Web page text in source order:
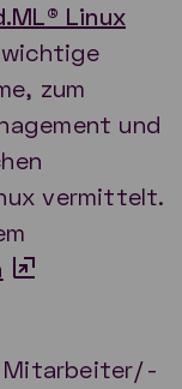
Linux
wichtige
zum
und
vermittelt.
Mitarbeiter/-